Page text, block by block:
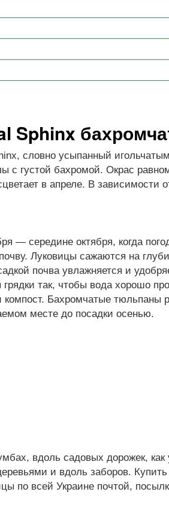
Sphinx
словно усыпанный
с густой бахромой. Окрас
в апреле. В
— середине октября, когда
Луковицы сажаются на
почва увлажняется и
так, чтобы вода хорошо
Бахромчатые тюльпаны
месте до посадки осенью.
вдоль садовых дорожек,
и вдоль заборов.
по всей Украине почтой,